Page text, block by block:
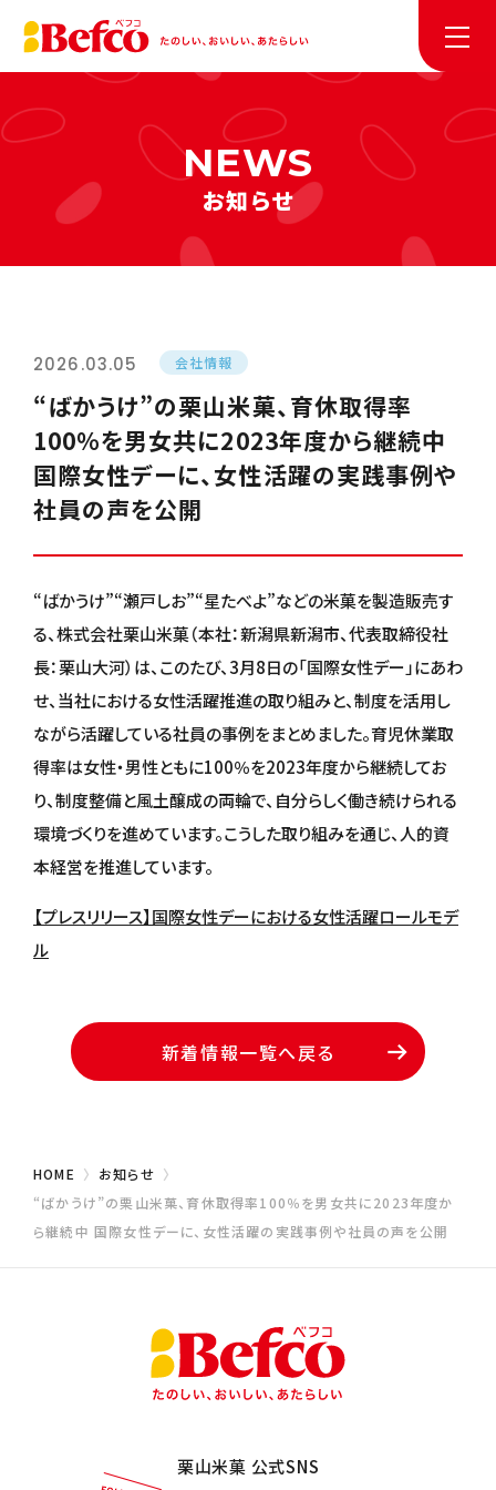
お知らせ
2026.03.05 会社情報
“ばかうけ”の栗山米菓、育休取得率
100％を男女共に2023年度から継続中
国際女性デーに、女性活躍の実践事例や
社員の声を公開
“ばかうけ”“瀬戸しお”“星たべよ”などの米菓を製造販売す
る、株式会社栗山米菓（本社：新潟県新潟市、代表取締役社
長：栗山大河）は、このたび、3月8日の「国際女性デー」にあわ
せ、当社における女性活躍推進の取り組みと、制度を活用し
ながら活躍している社員の事例をまとめました。育児休業取
得率は女性・男性ともに100％を2023年度から継続してお
り、制度整備と風土醸成の両輪で、自分らしく働き続けられる
環境づくりを進めています。こうした取り組みを通じ、人的資
本経営を推進しています。
【プレスリリース】国際女性デーにおける女性活躍ロールモデ
ル
新着情報一覧へ戻る
HOME
お知らせ
“ばかうけ”の栗山米菓、育休取得率100％を男女共に2023年度か
ら継続中 国際女性デーに、女性活躍の実践事例や社員の声を公開
栗山米菓 公式SNS